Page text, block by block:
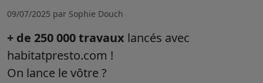
09/07/2025 par Sophie Douch
+ de 250 000 travaux lancés avec
habitatpresto.com !
On lance le vôtre ?